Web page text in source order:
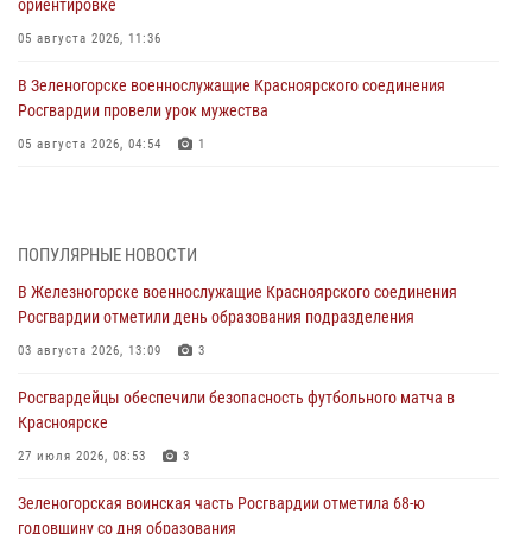
ориентировке
05 августа 2026, 11:36
В Зеленогорске военнослужащие Красноярского соединения
Росгвардии провели урок мужества
05 августа 2026, 04:54 1
05 августа 2026, 04:52 1
В Красноярске сотрудники вневедомственной охраны Росгвардии
задержали подозреваемого в серии краж из гипермаркета
04 августа 2026, 09:57
Сотрудники Росгвардии обеспечили общественный порядок во
время проведения экстремального заплыва в Дудинке
04 августа 2026, 08:36
В Красноярске сотрудники Росгвардии задержали подозреваемого
ПОПУЛЯРНЫЕ НОВОСТИ
В Железногорске военнослужащие Красноярского соединения
Росгвардии отметили день образования подразделения
03 августа 2026, 13:09 3
Росгвардейцы обеспечили безопасность футбольного матча в
Красноярске
27 июля 2026, 08:53 3
Зеленогорская воинская часть Росгвардии отметила 68-ю
годовщину со дня образования